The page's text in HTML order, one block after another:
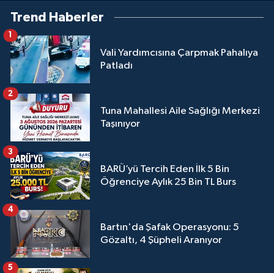
Trend Haberler
Vali Yardımcısına Çarpmak Pahalıya
Patladı
Tuna Mahallesi Aile Sağlığı Merkezi
Taşınıyor
2
BARÜ’yü Tercih Eden İlk 5 Bin
Öğrenciye Aylık 25 Bin TL Burs
3
Bartın'da Şafak Operasyonu: 5
Gözaltı, 4 Şüpheli Aranıyor
4
5